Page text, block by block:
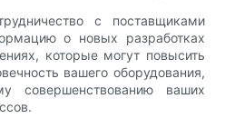
с поставщиками
о новых разработках
которые могут повысить
вашего оборудования,
совершенствованию ваших